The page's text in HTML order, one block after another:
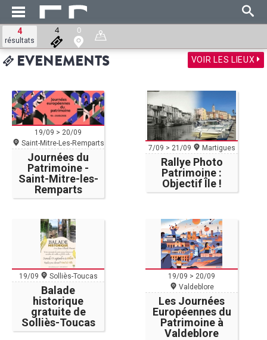
VOIR LES LIEUX
EVENEMENTS
19/09 > 20/09
Saint-Mitre-Les-Remparts
Journées du
Patrimoine -
Saint-Mitre-les-
Remparts
7/09 > 21/09 Martigues
Rallye Photo
Patrimoine :
Objectif Île !
19/09 Solliès-Toucas
Balade
historique
gratuite de
Solliès-Toucas
19/09 > 20/09
Valdeblore
Les Journées
Européennes du
Patrimoine à
Valdeblore
4
résultats
4 0